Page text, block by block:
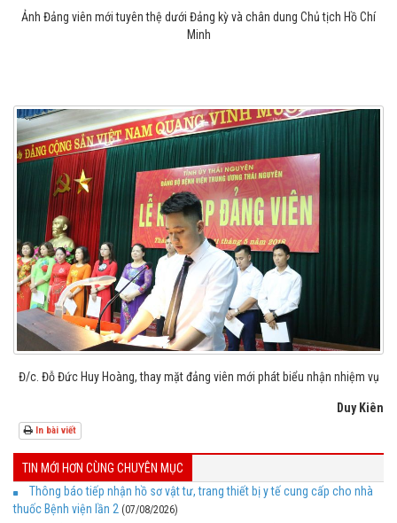
Ảnh Đảng viên mới tuyên thệ dưới Đảng kỳ và chân dung Chủ tịch Hồ Chí
Minh
Đ/c. Đỗ Đức Huy Hoàng, thay mặt đảng viên mới phát biểu nhận nhiệm vụ
Duy Kiên
In bài viết
TIN MỚI HƠN CÙNG CHUYÊN MỤC
Thông báo tiếp nhận hồ sơ vật tư, trang thiết bị y tế cung cấp cho nhà
thuốc Bệnh viện lần 2 (07/08/2026)